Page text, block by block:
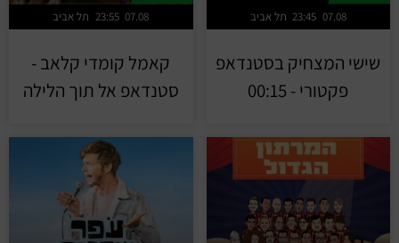
תל אביב 23:45 07.08
שישי המצחיק בסטנדאפ
פקטורי - 00:15
תל אביב 23:55 07.08
קאמל קומדי קלאב -
סטנדאפ אל תוך הלילה